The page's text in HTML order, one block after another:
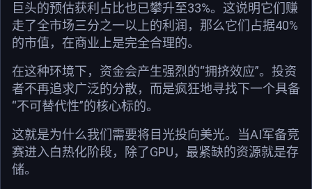
巨头的预估获利占比也已攀升至33%。这说明它们赚
走了全市场三分之一以上的利润，那么它们占据40%
的市值，在商业上是完全合理的。
在这种环境下，资金会产生强烈的“拥挤效应”。投资
者不再追求广泛的分散，而是疯狂地寻找下一个具备
“不可替代性”的核心标的。
这就是为什么我们需要将目光投向美光。当AI军备竞
赛进入白热化阶段，除了GPU，最紧缺的资源就是存
储。